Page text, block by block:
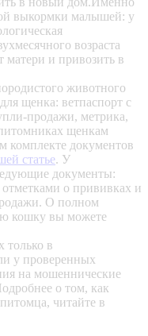
выкормки малышей: у
возраста
матери и привозить в
животного
щенка: ветпаспорт с
продажи, метрика,
щенкам
комплекте документов
статье. У
документы:
отметками о прививках и
О полном
кошку вы можете
только в
у проверенных
на мошеннические
о том, как
читайте в